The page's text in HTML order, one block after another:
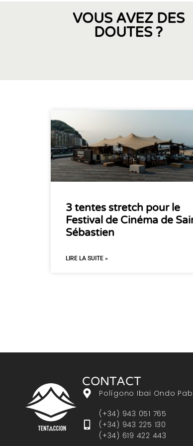
VOUS AVEZ DES
DOUTES ?
3 tentes stretch pour le
Festival de Cinéma de
Sébastien
LIRE LA SUITE »
CONTACT
Polígono Ibai Ondo
(+34) 943 051 765
(+34) 943 225 130
(+34) 619 422 443